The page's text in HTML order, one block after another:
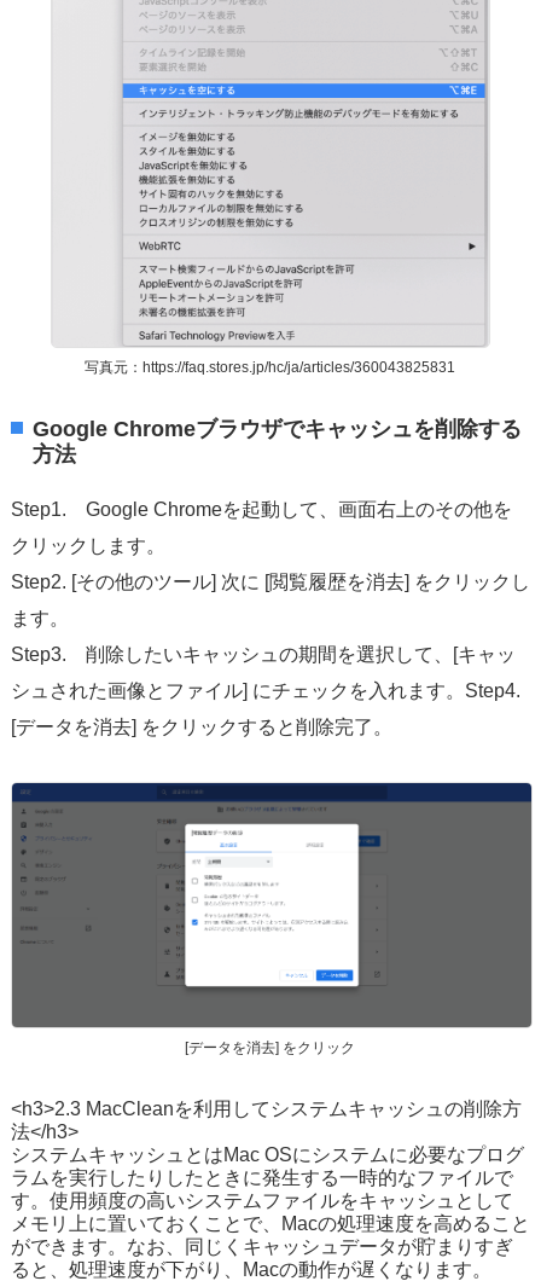
写真元：https://faq.stores.jp/hc/ja/articles/360043825831
Google Chromeブラウザでキャッシュを削除する
方法
Step1. Google Chromeを起動して、画面右上のその他を
クリックします。
Step2. [その他のツール] 次に [閲覧履歴を消去] をクリックし
ます。
Step3. 削除したいキャッシュの期間を選択して、[キャッ
シュされた画像とファイル] にチェックを入れます。Step4.
[データを消去] をクリックすると削除完了。
[データを消去] をクリック
<h3>2.3 MacCleanを利用してシステムキャッシュの削除方
法</h3>
システムキャッシュとはMac OSにシステムに必要なプログ
ラムを実行したりしたときに発生する一時的なファイルで
す。使用頻度の高いシステムファイルをキャッシュとして
メモリ上に置いておくことで、Macの処理速度を高めること
ができます。なお、同じくキャッシュデータが貯まりすぎ
ると、処理速度が下がり、Macの動作が遅くなります。